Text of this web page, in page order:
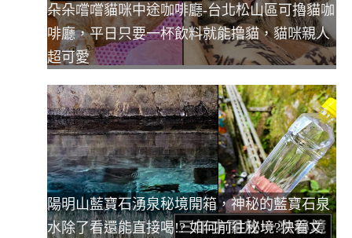
朵朵嚐嚐貓咪中途咖啡廳-台北松山區可擼貓咖
啡廳，平日只要一杯飲料就能撸貓，貓咪親人
超可愛
陽明山藍寶石湧泉秘境開箱，神秘的藍寶石泉
水除了看還能直接喝!? 如何前往秘境?快看文